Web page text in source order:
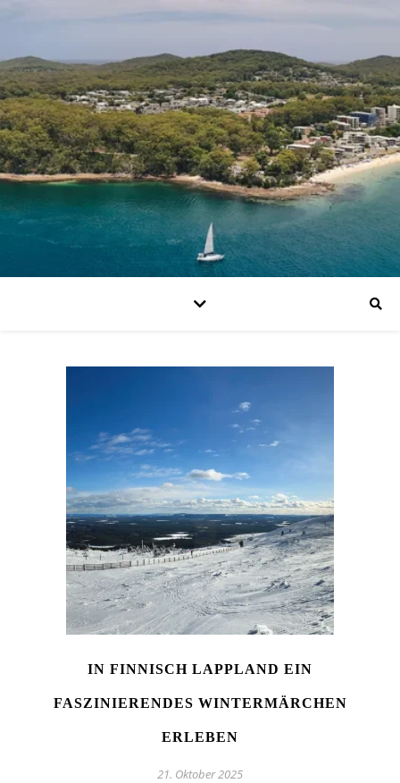
IN FINNISCH LAPPLAND EIN
FASZINIERENDES WINTERMÄRCHEN
ERLEBEN
21. Oktober 2025